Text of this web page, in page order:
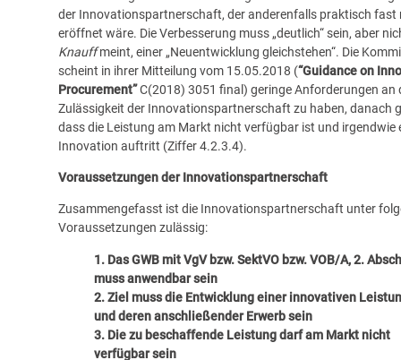
der Innovationspartnerschaft, der anderenfalls praktisch fast
eröffnet wäre. Die Verbesserung muss „deutlich“ sein, aber
Knauffmeint, einer „Neuentwicklung gleichstehen“. Die
scheint in ihrer Mitteilung vom 15.05.2018 (“Guidance on
Procurement”C(2018) 3051 final ) geringe Anforderungen an
Zulässigkeit der Innovationspartnerschaft zu haben, danach
dass die Leistung am Markt nicht verfügbar ist und irgendwie
Innovation auftritt (Ziffer 4.2.3.4).
Voraussetzungen der Innovationspartnerschaft
Zusammengefasst ist die Innovationspartnerschaft unter
Voraussetzungen zulässig:
1. Das GWB mit VgV bzw. SektVO bzw. VOB/A, 2.
muss anwendbar sein
2. Ziel muss die Entwicklung einer innovativen
und deren anschließender Erwerb sein
3. Die zu beschaffende Leistung darf am Markt nicht
verfügbar sein